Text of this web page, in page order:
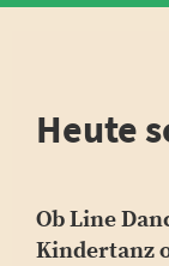
Heute
Ob Line
Kindertanz